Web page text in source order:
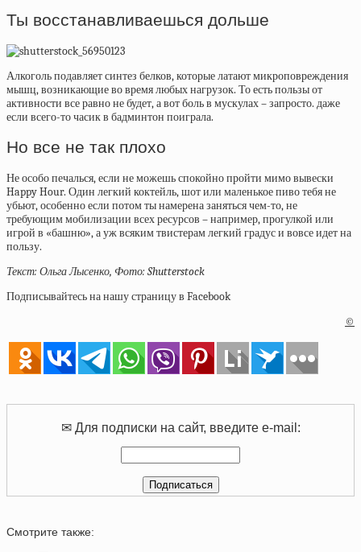
Ты восстанавливаешься дольше
Алкоголь подавляет синтез белков, которые латают микроповреждения
мышц, возникающие во время любых нагрузок. То есть пользы от
активности все равно не будет, а вот боль в мускулах – запросто. даже
если всего-то часик в бадминтон поиграла.
Но все не так плохо
Не особо печалься, если не можешь спокойно пройти мимо вывески
Happy Hour. Один легкий коктейль, шот или маленькое пиво тебя не
убьют, особенно если потом ты намерена заняться чем-то, не
требующим мобилизации всех ресурсов – например, прогулкой или
игрой в «башню», а уж всяким твистерам легкий градус и вовсе идет на
пользу.
Текст: Ольга Лысенко, Фото: Shutterstock
Подписывайтесь на нашу страницу в Facebook
©
✉ Для подписки на сайт, введите e-mail:
Смотрите также: